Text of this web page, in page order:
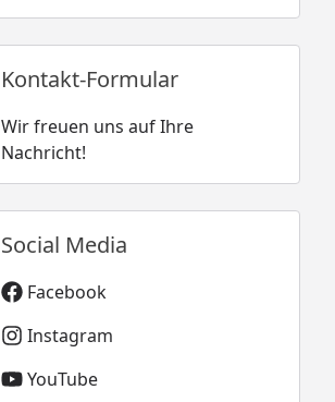
Kontakt-Formular
Wir freuen uns auf Ihre
Nachricht!
Social Media
Facebook
Instagram
YouTube